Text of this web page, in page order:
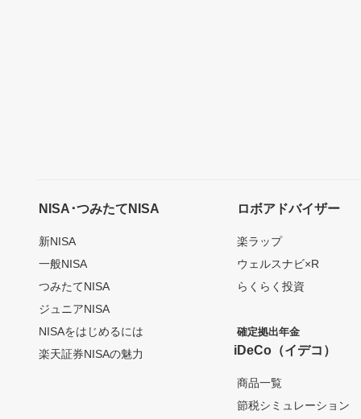
NISA･つみたてNISA
新NISA
一般NISA
つみたてNISA
ジュニアNISA
NISAをはじめるには
楽天証券NISAの魅力
ロボアドバイザー
楽ラップ
ウェルスナビ×R
らくらく投資
確定拠出年金
iDeCo（イデコ）
商品一覧
節税シミュレーション